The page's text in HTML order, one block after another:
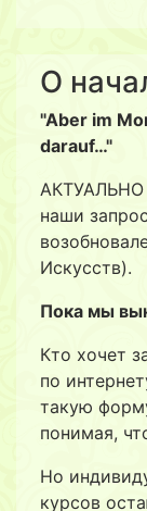
О
"Aber im
darauf…"
АКТУАЛЬНО
наши
Искусств).
Пока мы
Кто хочет
по
такую
понимая,
Но
курсов